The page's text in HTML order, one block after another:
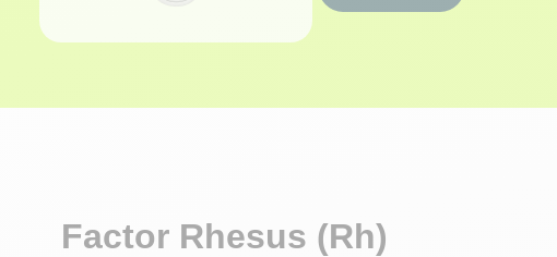
Factor Rhesus (Rh)